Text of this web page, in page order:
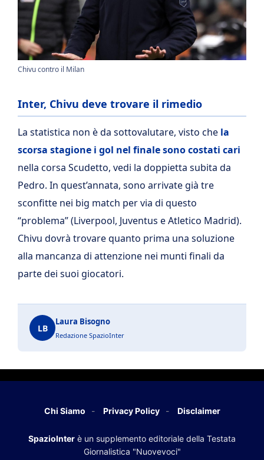
Chivu contro il Milan
Inter, Chivu deve trovare il rimedio
La statistica non è da sottovalutare, visto che la
scorsa stagione i gol nel finale sono costati cari
nella corsa Scudetto, vedi la doppietta subita da
Pedro. In quest’annata, sono arrivate già tre
sconfitte nei big match per via di questo
“problema” (Liverpool, Juventus e Atletico Madrid).
Chivu dovrà trovare quanto prima una soluzione
alla mancanza di attenzione nei munti finali da
parte dei suoi giocatori.
LB
Laura Bisogno
Redazione SpazioInter
Chi Siamo Privacy Policy Disclaimer
SpazioInter è un supplemento editoriale della Testata
Giornalistica "Nuovevoci"